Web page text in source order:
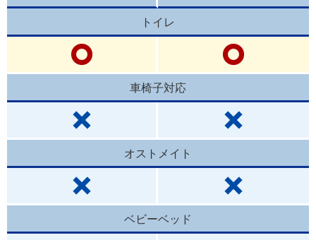
トイレ
車椅子対応
オストメイト
ベビーベッド